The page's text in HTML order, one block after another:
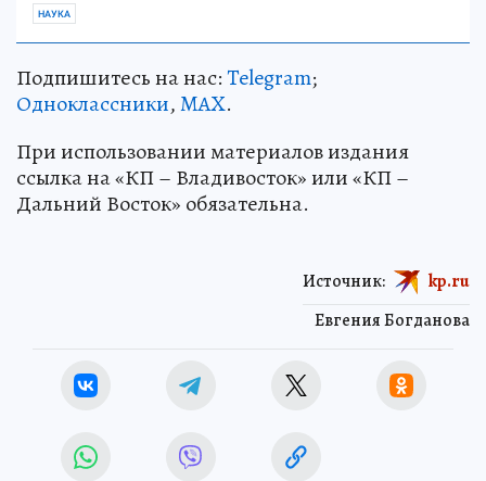
НАУКА
Подпишитесь на нас:Telegram;
Одноклассники,MAX.
При использовании материалов издания
ссылка на «КП – Владивосток» или «КП –
Дальний Восток» обязательна.
Евгения Богданова
Источник: kp.ru